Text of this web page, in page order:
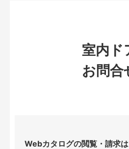
室内ド
お問合
Webカタログの閲覧・請求